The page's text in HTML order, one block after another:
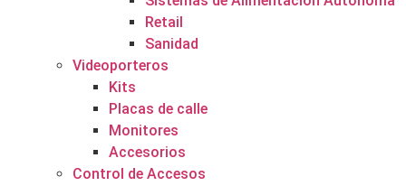
Retail
Sanidad
Videoporteros
Kits
Placas de calle
Monitores
Accesorios
Control de Accesos